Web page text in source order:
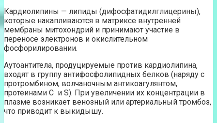
Кардиолипины — липиды (дифосфатидилглицерины),
которые накапливаются в матриксе внутренней
мембраны митохондрий и принимают участие в
переносе электронов и окислительном
фосфорилировании.
Аутоантитела, продуцируемые против кардиолипина,
входят в группу антифосфолипидных белков (наряду с
протромбином, волчаночным антикоагулянтом,
протеинами С и S). При увеличении их концентрации в
плазме возникает венозный или артериальный тромбоз,
что приводит к выкидышу.